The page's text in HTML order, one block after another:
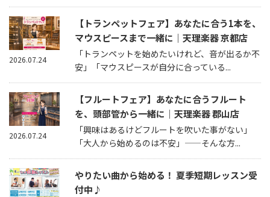
【トランペットフェア】あなたに合う1本を、
マウスピースまで一緒に｜天理楽器 京都店
「トランペットを始めたいけれど、音が出るか不
安」「マウスピースが自分に合っている...
2026.07.24
【フルートフェア】あなたに合うフルート
を、頭部管から一緒に｜天理楽器 郡山店
「興味はあるけどフルートを吹いた事がない」
「大人から始めるのは不安」——そんな方...
2026.07.24
やりたい曲から始める！ 夏季短期レッスン受
付中♪